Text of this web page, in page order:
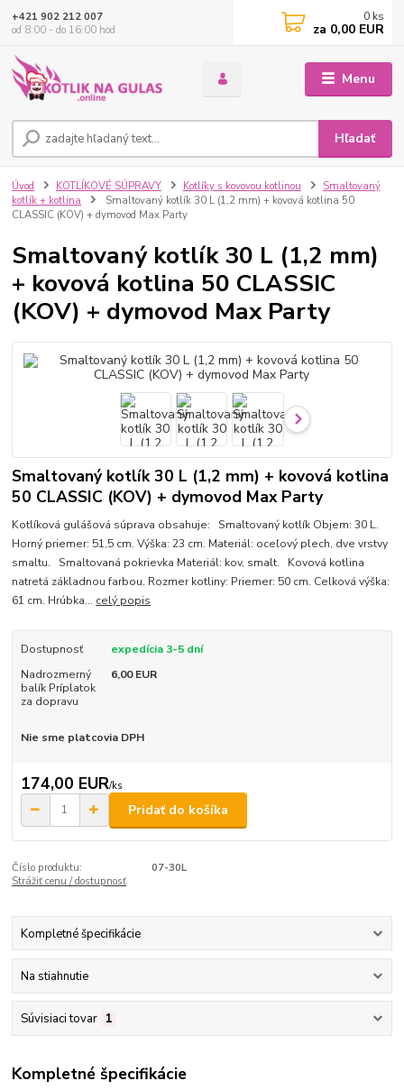
Menu
Hľadať
+421 902 212 007
od 8:00 - do 16:00 hod
0 ks
za 0,00 EUR
Úvod KOTLÍKOVÉ SÚPRAVY Kotlíky s kovovou kotlinou
Smaltovaný
kotlík + kotlina
Smaltovaný kotlík 30 L (1,2 mm) + kovová kotlina 50
CLASSIC (KOV) + dymovod Max Party
Smaltovaný kotlík 30 L (1,2 mm)
+ kovová kotlina 50 CLASSIC
(KOV) + dymovod Max Party
Smaltovaný kotlík 30 L (1,2 mm) + kovová kotlina
50 CLASSIC (KOV) + dymovod Max Party
Kotlíková gulášová súprava obsahuje: Smaltovaný kotlík Objem: 30 L.
Horný priemer: 51,5 cm. Výška: 23 cm. Materiál: oceľový plech, dve vrstvy
smaltu. Smaltovaná pokrievka Materiál: kov, smalt. Kovová kotlina
natretá základnou farbou. Rozmer kotliny: Priemer: 50 cm. Celková výška:
61 cm. Hrúbka... celý popis
Dostupnosť
expedícia 3-5 dní
Nadrozmerný
balík Príplatok
za dopravu
6,00 EUR
Nie sme platcovia DPH
174,00 EUR/ks
Pridať do košíka
Číslo produktu:
07-30L
Strážiť cenu / dostupnosť
Kompletné špecifikácie
Na stiahnutie
Súvisiaci tovar 1
Kompletné špecifikácie